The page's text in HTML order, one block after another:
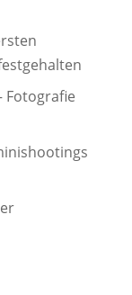
Fotografie